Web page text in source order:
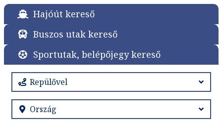
Hajóút kereső
Buszos utak kereső
Sportutak, belépőjegy kereső